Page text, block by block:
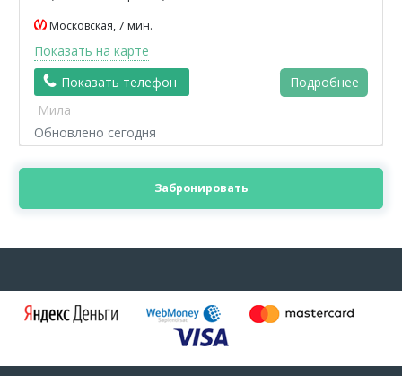
Московская, 7 мин.
Показать на карте
Показать телефон
Подробнее
Мила
Обновлено сегодня
Забронировать